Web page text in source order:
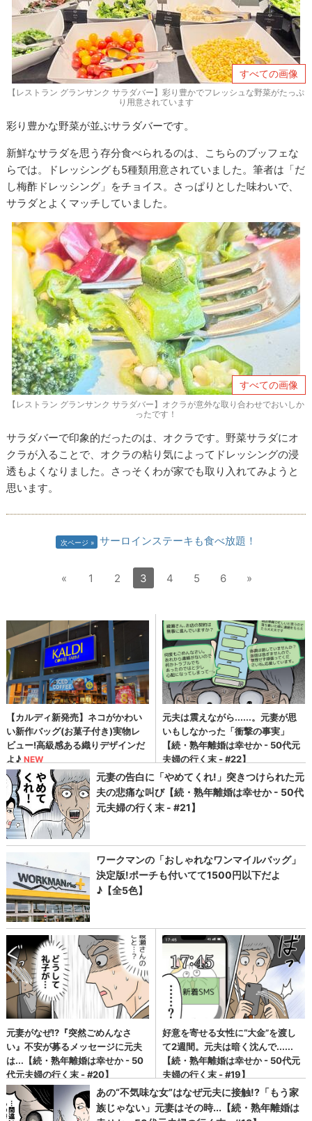
すべての画像
【レストラン グランサンク サラダバー】彩り豊かでフレッシュな野菜がたっぷ
り用意されています
彩り豊かな野菜が並ぶサラダバーです。
新鮮なサラダを思う存分食べられるのは、こちらのブッフェな
らでは。ドレッシングも5種類用意されていました。筆者は「だ
し梅酢ドレッシング」をチョイス。さっぱりとした味わいで、
サラダとよくマッチしていました。
すべての画像
【レストラン グランサンク サラダバー】オクラが意外な取り合わせでおいしか
ったです！
サラダバーで印象的だったのは、オクラです。野菜サラダにオ
クラが入ることで、オクラの粘り気によってドレッシングの浸
透もよくなりました。さっそくわが家でも取り入れてみようと
思います。
次ページ サーロインステーキも食べ放題！
« 1 2 3 4 5 6 »